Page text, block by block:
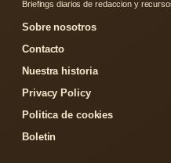
Briefings diarios de redaccion y
Sobre nosotros
Contacto
Nuestra historia
Privacy Policy
Politica de cookies
Boletin